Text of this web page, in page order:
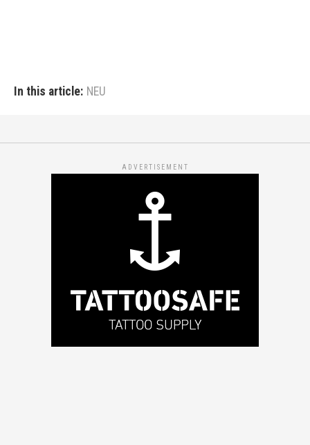
In this article: NEU
ADVERTISEMENT